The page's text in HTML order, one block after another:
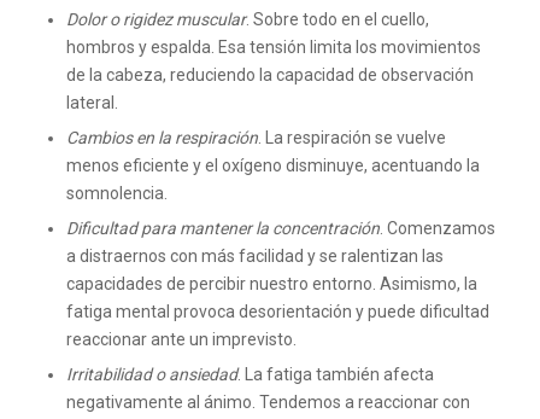
Dolor o rigidez muscular. Sobre todo en el cuello,
hombros y espalda. Esa tensión limita los movimientos
de la cabeza, reduciendo la capacidad de observación
lateral.
Cambios en la respiración. La respiración se vuelve
menos eficiente y el oxígeno disminuye, acentuando la
somnolencia.
Dificultad para mantener la concentración. Comenzamos
a distraernos con más facilidad y se ralentizan las
capacidades de percibir nuestro entorno. Asimismo, la
fatiga mental provoca desorientación y puede dificultad
reaccionar ante un imprevisto.
Irritabilidad o ansiedad. La fatiga también afecta
negativamente al ánimo. Tendemos a reaccionar con